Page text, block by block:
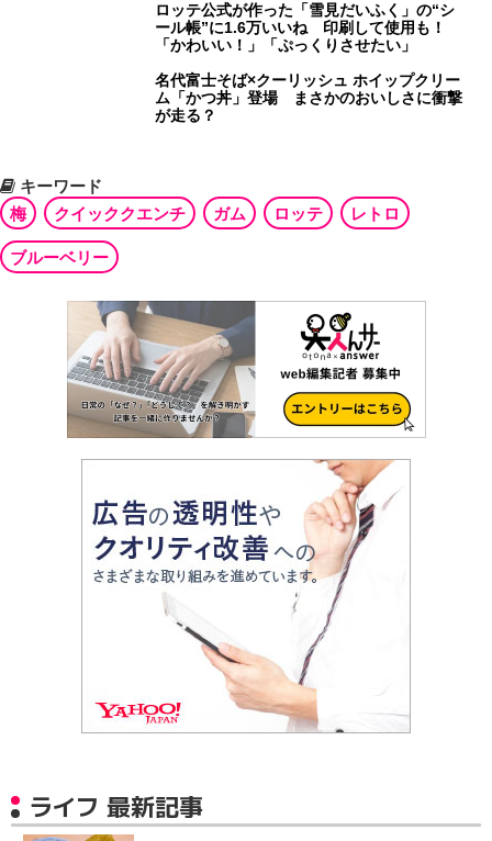
ロッテ公式が作った「雪見だいふく」の“シ
ール帳”に1.6万いいね 印刷して使用も！
「かわいい！」「ぷっくりさせたい」
名代富士そば×クーリッシュ ホイップクリー
ム「かつ丼」登場 まさかのおいしさに衝撃
が走る？
キーワード
梅
クイッククエンチ ガム ロッテ レトロ
ブルーベリー
ライフ 最新記事